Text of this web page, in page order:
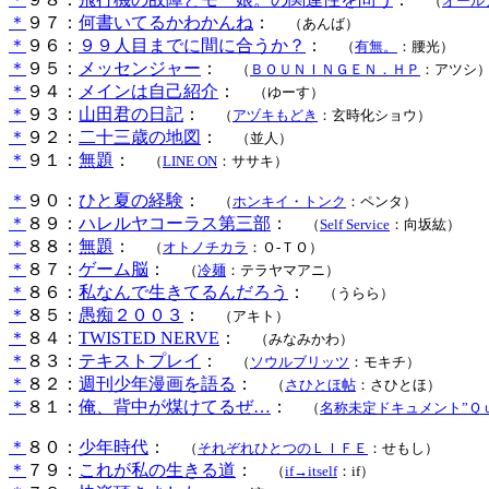
＊ ９７： 何書いてるかわかんね ： （あんば）
＊ ９６： ９９人目までに間に合うか？ ： （有無。 ：腰光）
＊ ９５： メッセンジャー ： （ ＢＯＵＮＩＮＧＥＮ．ＨＰ ：アツシ）
＊ ９４： メインは自己紹介 ： （ゆーす）
＊ ９３： 山田君の日記 ： （ アヅキもどき ：玄時化ショウ）
＊ ９２： 二十三歳の地図 ： （並人）
＊ ９１： 無題 ： （LINE ON ：ササキ）
＊ ９０： ひと夏の経験 ： （ホンキイ・トンク ：ペンタ）
＊ ８９： ハレルヤコーラス第三部 ： （Self Service ：向坂紘）
＊ ８８： 無題 ： （ オトノチカラ ：Ｏ-ＴＯ）
＊ ８７： ゲーム脳 ： （冷麺 ：テラヤマアニ）
＊ ８６： 私なんで生きてるんだろう ： （うらら）
＊ ８５： 愚痴２００３ ： （アキト）
＊ ８４： TWISTED NERVE ： （みなみかわ）
＊ ８３： テキストプレイ ： （ ソウルブリッツ ：モキチ）
＊ ８２： 週刊少年漫画を語る ： （ さひとほ帖 ：さひとほ）
＊ ８１： 俺、背中が煤けてるぜ… ： （名称未定ドキュメント”Ｑ
＊ ８０： 少年時代 ： （ それぞれひとつのＬＩＦＥ ：せもし）
＊ ７９： これが私の生きる道 ： （if→itself：if）